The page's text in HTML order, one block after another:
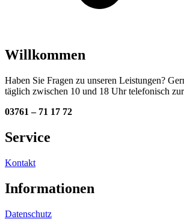
Willkommen
Haben Sie Fragen zu unseren Leistungen?
täglich zwischen 10 und 18 Uhr telefonisch
03761 – 71 17 72
Service
Kontakt
Informationen
Datenschutz